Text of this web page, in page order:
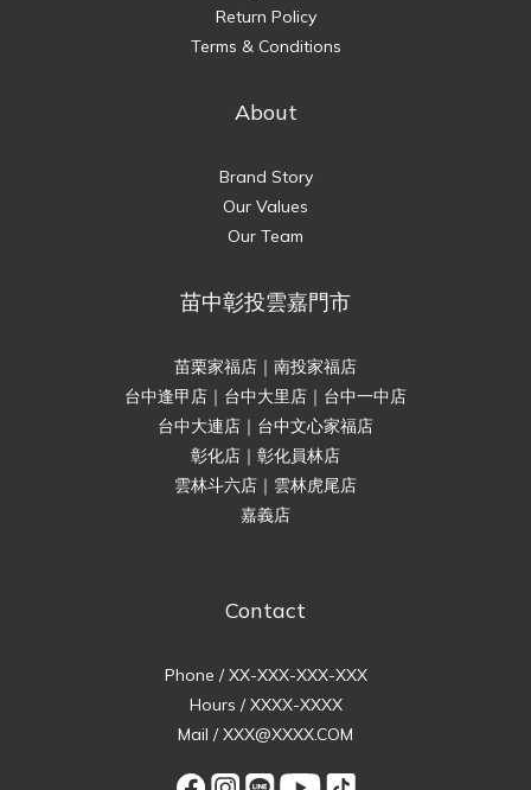
Return Policy
Terms & Conditions
About
Brand Story
Our Values
Our Team
苗中彰投雲嘉門市
苗栗家福店｜南投家福店
台中逢甲店｜台中大里店｜台中一中店
台中大連店｜台中文心家福店
彰化店｜彰化員林店
雲林斗六店｜雲林虎尾店
嘉義店
Contact
Phone / XX-XXX-XXX-XXX
Hours / XXXX-XXXX
Mail / XXX@XXXX.COM